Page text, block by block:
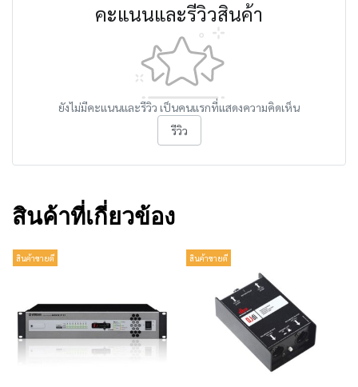
คะแนนและรีวิวสินค้า
ยังไม่มีคะแนนและรีวิว เป็นคนแรกที่แสดงความคิดเห็น
รีวิว
สินค้าที่เกี่ยวข้อง
สินค้าขายดี สินค้าขายดี